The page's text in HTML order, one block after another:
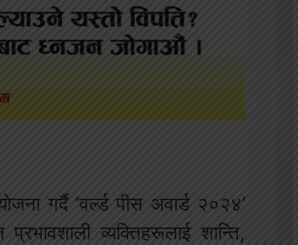
गर्दै ‘वर्ल्ड पीस अवार्ड २०२४’
व्यक्तिहरूलाई शान्ति,